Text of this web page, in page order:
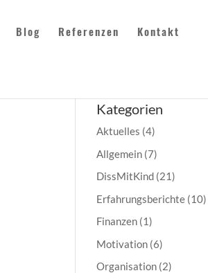
Blog Referenzen Kontakt
Kategorien
Aktuelles (4)
Allgemein (7)
DissMitKind (21)
Erfahrungsberichte (10)
Finanzen (1)
Motivation (6)
Organisation (2)